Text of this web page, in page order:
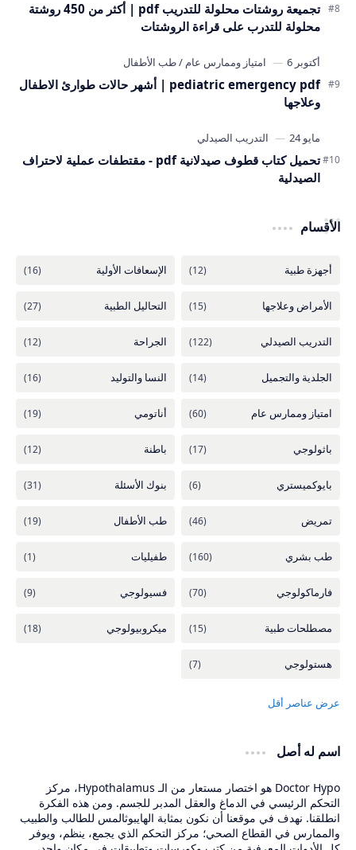
تجميعة روشتات محلولة للتدريب pdf | أكثر من 450 روشتة
محلولة للتدرب على قراءة الروشتات
pediatric emergency pdf | أشهر حالات طوارئ الاطفال
وعلاجها
تحميل كتاب قطوف صيدلانية pdf - مقتطفات عملية لاحتراف
الصيدلية
الأقسام
اسم له أصل
Doctor Hypo هو اختصار مستعار من الـ Hypothalamus، مركز
التحكم الرئيسي في الدماغ والعقل المدبر للجسم. ومن هذه الفكرة
انطلقنا. نهدف في موقعنا أن نكون بمثابة الهايبوثالمس للطالب والطبيب
والممارس في القطاع الصحي؛ مركز التحكم الذي يجمع، ينظم، ويوفر